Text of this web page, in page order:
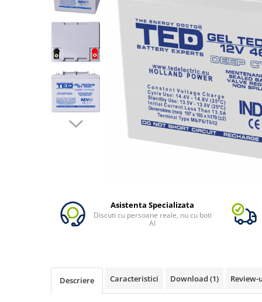
Vezi toate statiile
Accesorii Statii de Alimentare
Kituri Generatoare Solare
Cauta dupa capacitate
Toate generatoarele
Asistenta Specializata
Discuti cu persoane reale, nu cu boti
AI
Descriere Caracteristici Download (1) Review-